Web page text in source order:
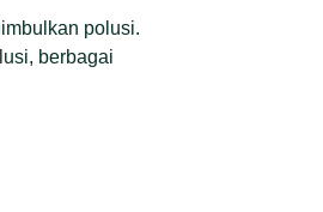
polusi.
berbagai